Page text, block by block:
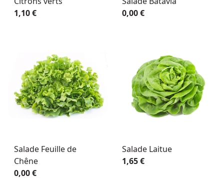
1,10 €
0,00 €
Salade Feuille de
Chêne
0,00 €
Salade Laitue
1,65 €